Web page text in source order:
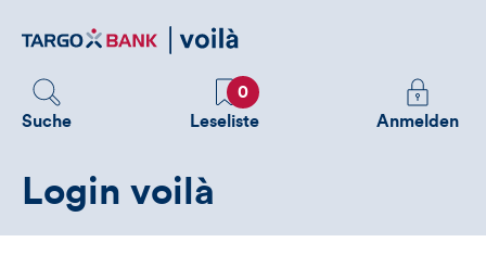
zum
Suche
Favoriten
0
Leseliste
Melden
Sie
Anmelden
Login voilà